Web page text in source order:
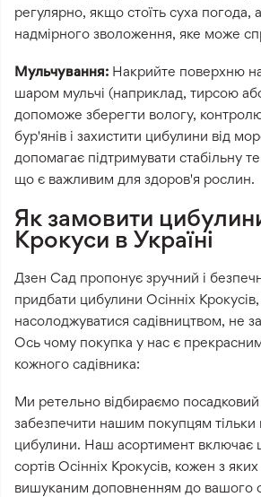
регулярно, якщо стоїть суха погода,
надмірного зволоження, яке може
Мульчування: Накрийте поверхню
шаром мульчі (наприклад, тирсою
допоможе зберегти вологу,
бур'янів і захистити цибулини від
допомагає підтримувати стабільну
що є важливим для здоров'я рослин.
Як замовити
Крокуси в Україні
Дзен Сад пропонує зручний і
придбати цибулини Осінніх
насолоджуватися садівництвом, не
Ось чому покупка у нас є
кожного садівника:
Ми ретельно відбираємо
забезпечити нашим покупцям тільки
цибулини. Наш асортимент включає
сортів Осінніх Крокусів, кожен з
вишуканим доповненням до вашого